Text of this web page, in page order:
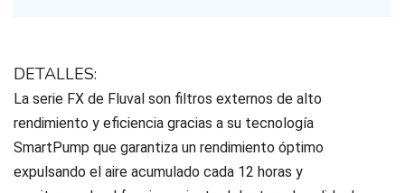
DETALLES:
La serie FX de Fluval son filtros externos de alto
rendimiento y eficiencia gracias a su tecnología
SmartPump que garantiza un rendimiento óptimo
expulsando el aire acumulado cada 12 horas y